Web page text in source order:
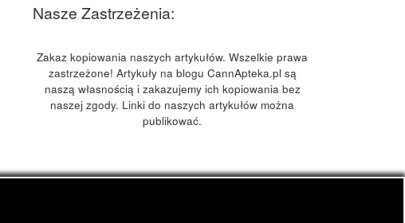
Nasze Zastrzeżenia:
Zakaz kopiowania naszych artykułów. Wszelkie prawa
zastrzeżone! Artykuły na blogu CannApteka.pl są
naszą własnością i zakazujemy ich kopiowania bez
naszej zgody. Linki do naszych artykułów można
publikować.